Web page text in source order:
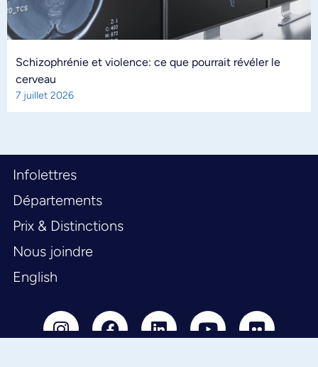
Schizophrénie et violence: ce que pourrait révéler le
cerveau
7 juillet 2026
Infolettres
Départements
Prix & Distinctions
Nous joindre
English